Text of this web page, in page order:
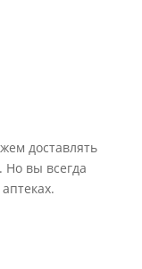
доставлять
вы всегда